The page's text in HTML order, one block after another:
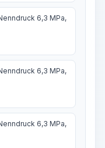
6,3 MPa,
6,3 MPa,
6,3 MPa,